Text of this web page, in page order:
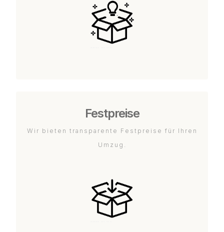
Festpreise
Wir bieten transparente Festpreise für Ihren
Umzug.